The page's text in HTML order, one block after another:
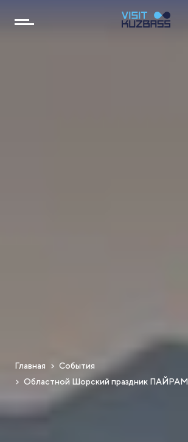
Главная
События
Областной Шорский праздник ПАЙРАМ